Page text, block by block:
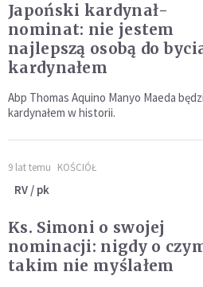
Japoński kardynał-
nominat: nie jestem
najlepszą osobą do
kardynałem
Abp Thomas Aquino Manyo Maeda
kardynałem w historii.
9 lat temu KOŚCIÓŁ
RV / pk
Ks. Simoni o swojej
nominacji: nigdy o
takim nie myślałem